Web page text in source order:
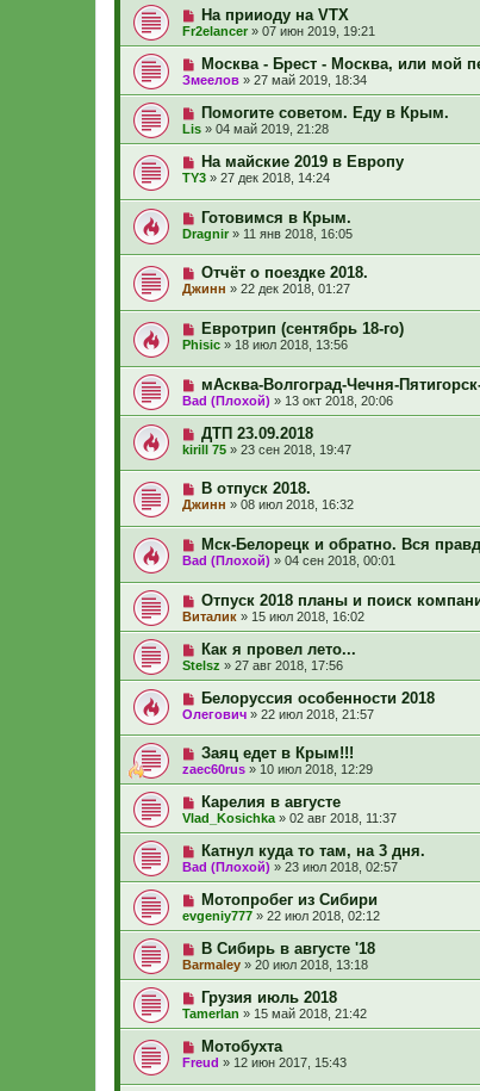
На прииоду на VTX
Fr2elancer » 07 июн 2019, 19:21
Москва - Брест - Москва, или мой
Змеелов » 27 май 2019, 18:34
Помогите советом. Еду в Крым.
Lis » 04 май 2019, 21:28
На майские 2019 в Европу
TY3 » 27 дек 2018, 14:24
Готовимся в Крым.
Dragnir » 11 янв 2018, 16:05
Отчёт о поездке 2018.
Джинн » 22 дек 2018, 01:27
Евротрип (сентябрь 18-го)
Phisic » 18 июл 2018, 13:56
мАсква-Волгоград-Чечня-
Bad (Плохой) » 13 окт 2018, 20:06
ДТП 23.09.2018
kirill 75 » 23 сен 2018, 19:47
В отпуск 2018.
Джинн » 08 июл 2018, 16:32
Мск-Белорецк и обратно. Вся
Bad (Плохой) » 04 сен 2018, 00:01
Отпуск 2018 планы и поиск
Виталик » 15 июл 2018, 16:02
Как я провел лето...
Stelsz » 27 авг 2018, 17:56
Белоруссия особенности 2018
Олегович » 22 июл 2018, 21:57
Заяц едет в Крым!!!
zaec60rus » 10 июл 2018, 12:29
Карелия в августе
Vlad_Kosichka » 02 авг 2018, 11:37
Катнул куда то там, на 3 дня.
Bad (Плохой) » 23 июл 2018, 02:57
Мотопробег из Сибири
evgeniy777 » 22 июл 2018, 02:12
В Сибирь в августе '18
Barmaley » 20 июл 2018, 13:18
Грузия июль 2018
Tamerlan » 15 май 2018, 21:42
Мотобухта
Freud » 12 июн 2017, 15:43